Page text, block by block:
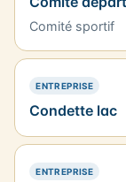
Comité sportif
ENTREPRISE—
Condette lac
ENTREPRISE—